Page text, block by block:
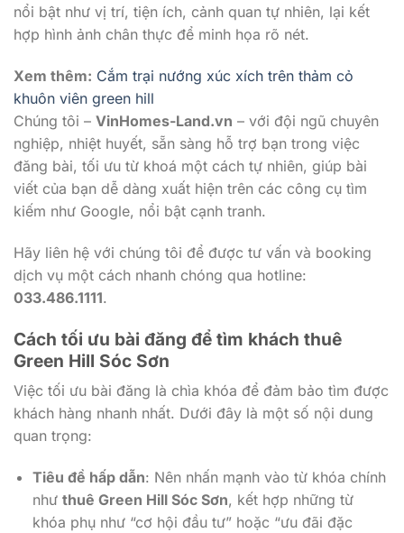
nổi bật như vị trí, tiện ích, cảnh quan tự nhiên, lại kết
hợp hình ảnh chân thực để minh họa rõ nét.
Xem thêm: Cắm trại nướng xúc xích trên thảm cỏ
khuôn viên green hill
Chúng tôi – VinHomes-Land.vn – với đội ngũ chuyên
nghiệp, nhiệt huyết, sẵn sàng hỗ trợ bạn trong việc
đăng bài, tối ưu từ khoá một cách tự nhiên, giúp bài
viết của bạn dễ dàng xuất hiện trên các công cụ tìm
kiếm như Google, nổi bật cạnh tranh.
Hãy liên hệ với chúng tôi để được tư vấn và booking
dịch vụ một cách nhanh chóng qua hotline:
033.486.1111.
Cách tối ưu bài đăng để tìm khách thuê
Green Hill Sóc Sơn
Việc tối ưu bài đăng là chìa khóa để đảm bảo tìm được
khách hàng nhanh nhất. Dưới đây là một số nội dung
quan trọng:
Tiêu đề hấp dẫn: Nên nhấn mạnh vào từ khóa chính
như thuê Green Hill Sóc Sơn, kết hợp những từ
khóa phụ như “cơ hội đầu tư” hoặc “ưu đãi đặc